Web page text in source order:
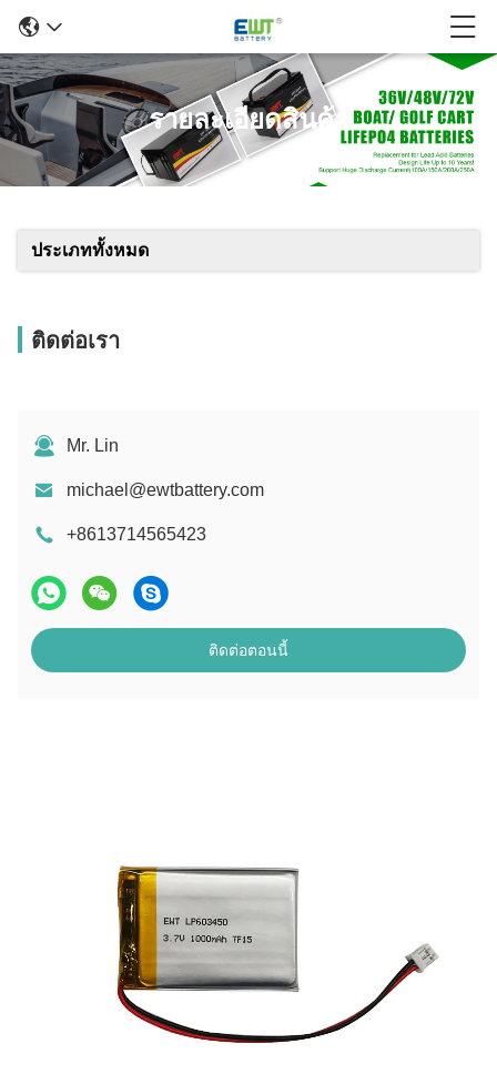
รายละเอียดสินค้า
ประเภททั้งหมด
ติดต่อเรา
Mr. Lin
michael@ewtbattery.com
+8613714565423
ติดต่อตอนนี้